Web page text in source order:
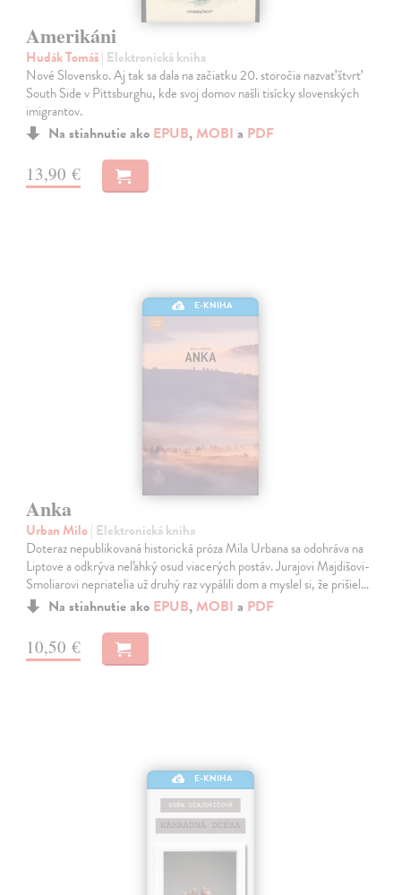
Amerikáni
Hudák Tomáš| Elektronická kniha
Nové Slovensko. Aj tak sa dala na začiatku 20. storočia nazvať štvrť
South Side v Pittsburghu, kde svoj domov našli tisícky slovenských
imigrantov.
Na stiahnutie ako EPUB, MOBI a PDF
13,90 €
E-KNIHA
Anka
Urban Milo| Elektronická kniha
Doteraz nepublikovaná historická próza Mila Urbana sa odohráva na
Liptove a odkrýva neľahký osud viacerých postáv. Jurajovi Majdišovi-
Smoliarovi nepriatelia už druhý raz vypálili dom a myslel si, že prišiel…
Na stiahnutie ako EPUB, MOBI a PDF
10,50 €
E-KNIHA